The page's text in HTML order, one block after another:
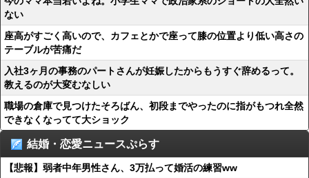
ない
座高がすごく高いので、カフェとかで座って膝の位置より低い高さの
テーブルが苦痛だ
入社3ヶ月の事務のパートさんが妊娠したからもうすぐ辞めるって。
教えるのが大変むなしい
職場の倉庫で見つけたそろばん、初段までやったのに指がもつれ全然
できなくなってて大ショック
結婚・恋愛ニュースぷらす
【悲報】弱者中年男性さん、3万払って婚活の練習ww